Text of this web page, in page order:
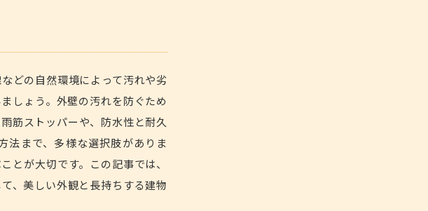
どの自然環境によって汚れや劣
しょう。 外壁の汚れを防ぐため
筋ストッパーや、防水性と耐久
法まで、多様な選択肢がありま
とが大切です。この記事では、
、美しい外観と長持ちする建物